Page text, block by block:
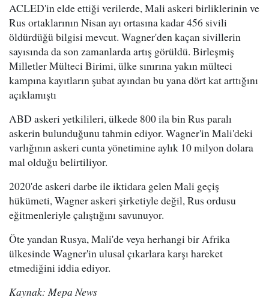
ACLED'in elde ettiği verilerde, Mali askeri birliklerinin ve
Rus ortaklarının Nisan ayı ortasına kadar 456 sivili
öldürdüğü bilgisi mevcut. Wagner'den kaçan sivillerin
sayısında da son zamanlarda artış görüldü. Birleşmiş
Milletler Mülteci Birimi, ülke sınırına yakın mülteci
kampına kayıtların şubat ayından bu yana dört kat arttığını
açıklamıştı
ABD askeri yetkilileri, ülkede 800 ila bin Rus paralı
askerin bulunduğunu tahmin ediyor. Wagner'in Mali'deki
varlığının askeri cunta yönetimine aylık 10 milyon dolara
mal olduğu belirtiliyor.
2020'de askeri darbe ile iktidara gelen Mali geçiş
hükümeti, Wagner askeri şirketiyle değil, Rus ordusu
eğitmenleriyle çalıştığını savunuyor.
Öte yandan Rusya, Mali'de veya herhangi bir Afrika
ülkesinde Wagner'in ulusal çıkarlara karşı hareket
etmediğini iddia ediyor.
Kaynak: Mepa News